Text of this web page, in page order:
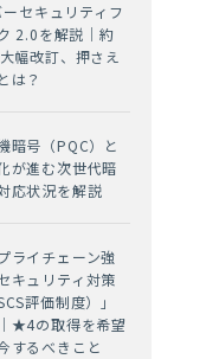
セキュリティフ
2.0を解説｜約
幅改訂、押さえ
は？
暗号（PQC）と
が進む次世代暗
応状況を解説
ライチェーン強
キュリティ対策
評価制度）」
★4の取得を希望
するべきこと